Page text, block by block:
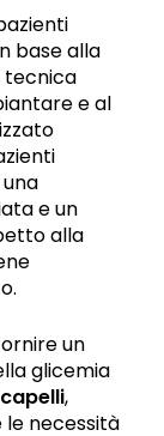
base alla
tecnica
e al
e un
alla
un
glicemia
,
le necessità